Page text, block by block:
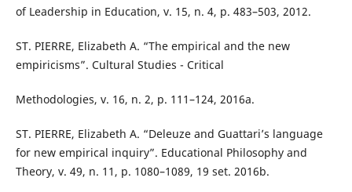
of Leadership in Education, v. 15, n. 4, p. 483–503, 2012.
ST. PIERRE, Elizabeth A. “The empirical and the new
empiricisms”. Cultural Studies - Critical
Methodologies, v. 16, n. 2, p. 111–124, 2016a.
ST. PIERRE, Elizabeth A. “Deleuze and Guattari’s language
for new empirical inquiry”. Educational Philosophy and
Theory, v. 49, n. 11, p. 1080–1089, 19 set. 2016b.